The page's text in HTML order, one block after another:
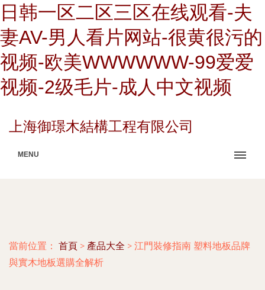
日韩一区二区三区在线观看-夫
妻AV-男人看片网站-很黄很污的
视频-欧美WWWWWW-99爱爱
视频-2级毛片-成人中文视频
上海御璟木結構工程有限公司
MENU
當前位置： 首頁 > 產品大全 > 江門裝修指南 塑料地板品牌
與實木地板選購全解析